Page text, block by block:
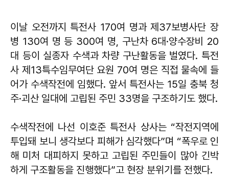
이날 오전까지 특전사 170여 명과 제37보병사단 장
병 130여 명 등 300여 명, 구난차 6대·양수장비 20
대 등이 실종자 수색과 차량 구난활동을 벌였다. 특전
사 제13특수임무여단 요원 70여 명은 직접 물속에 들
어가 수색작전에 임했다. 앞서 특전사는 15일 충북 청
주·괴산 일대에 고립된 주민 33명을 구조하기도 했다.
수색작전에 나선 이호준 특전사 상사는 “작전지역에
투입돼 보니 생각보다 피해가 심각했다”며 “폭우로 인
해 미처 대피하지 못하고 고립된 주민들이 많아 긴박
하게 구조활동을 진행했다”고 현장 분위기를 전했다.